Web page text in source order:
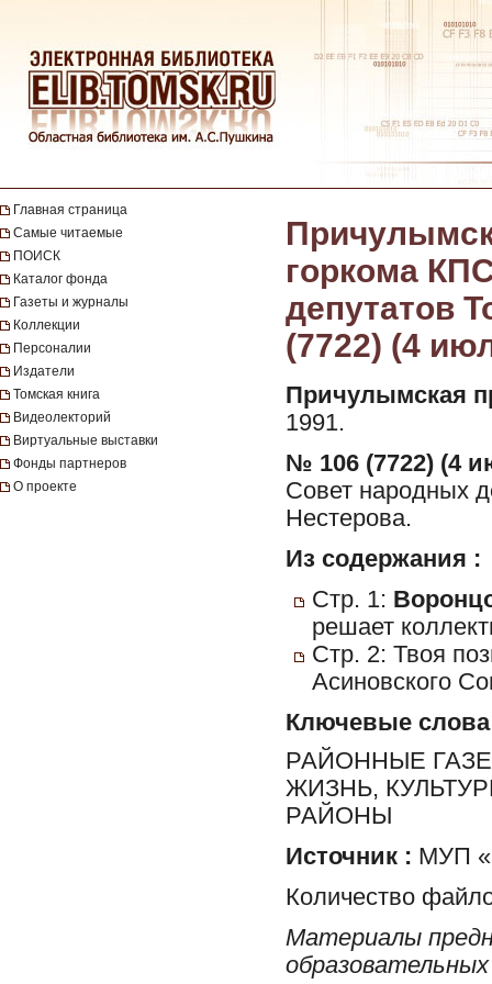
Главная страница
Самые читаемые
ПОИСК
Каталог фонда
Газеты и журналы
Коллекции
Персоналии
Издатели
Томская книга
Видеолекторий
Виртуальные выставки
Фонды партнеров
О проекте
горкома
депутатов
(7722) (4
Причулымская
1991.
№ 106 (7722) (4
Совет народных
Нестерова.
Из содержания :
Стр. 1:
решает
Стр. 2: Твоя
Асиновского
Ключевые слова
РАЙОННЫЕ
ЖИЗНЬ,
РАЙОНЫ
Источник : МУП
Количество
Материалы